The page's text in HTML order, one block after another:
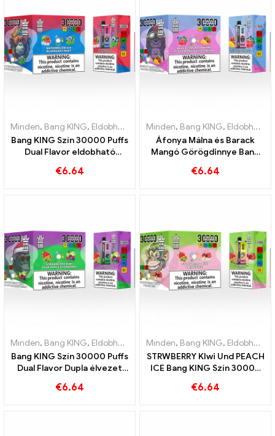
Minden, Bang KING, Eldobható e-cigaretta Litvánia ,Eldobható e-
Bang KING Szín 30000 Puffs
Dual Flavor eldobható
őszibarack mangó
€6.64
Minden, Bang KING, Eldobható e-cigaretta Litvánia
Áfonya Málna és Barack
Mangó Görögdinnye Bang
ELdobható E-CIGARETTÁK
€6.64
Minden, Bang KING, Eldobható e-cigaretta Litvánia ,Eldobható e-
Bang KING Szín 30000 Puffs
Dual Flavor Dupla élvezet
almás málnával
€6.64
Minden, Bang KING, Eldobható e-cigaretta Litvánia
STRWBERRY KIwi Und PEACH
ICE Bang KING Szín 30000
– Kettős íz az egyedülálló
€6.64